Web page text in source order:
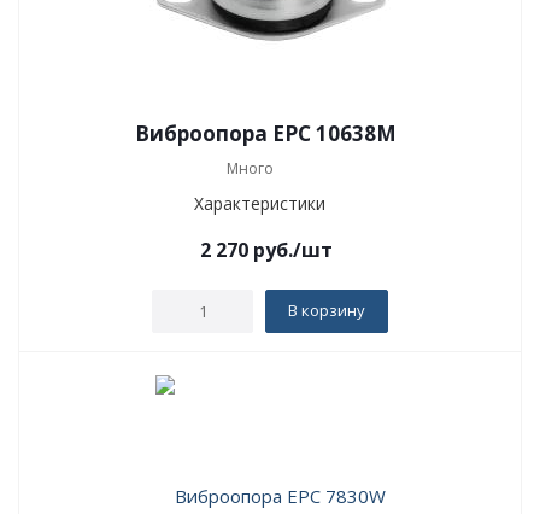
Виброопора EPC 10638M
Много
Характеристики
2 270руб./шт
В корзину